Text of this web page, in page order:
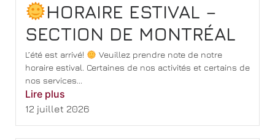
HORAIRE ESTIVAL –
SECTION DE MONTRÉAL
L’été est arrivé!
Veuillez prendre note de notre
horaire estival. Certaines de nos activités et certains de
nos services...
Lire plus
12 juillet 2026